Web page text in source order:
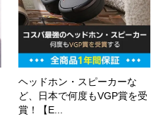
ヘッドホン・スピーカーな
ど、日本で何度もVGP賞を受
賞！【E...